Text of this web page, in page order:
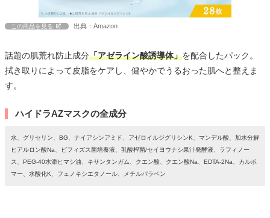
この商品を見る 出典：Amazon
話題の肌荒れ防止成分「アゼライン酸誘導体」を配合したパック。
拭き取りによって皮脂をケアし、健やかでうるおった肌へと整えま
す。
ハイドラAZマスクの全成分
水、グリセリン、BG、ナイアシンアミド、アゼロイルジグリシンK、マンデル酸、加水分解
ヒアルロン酸Na、ビフィズス菌培養液、乳酸桿菌/セイヨウナシ果汁発酵液、ラフィノー
ス、PEG-40水添ヒマシ油、キサンタンガム、クエン酸、クエン酸Na、EDTA-2Na、カルボ
マー、水酸化K、フェノキシエタノール、メチルパラベン